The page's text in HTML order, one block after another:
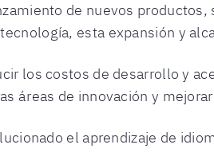
de nuevos
esta expansión y
los costos de desarrollo y
áreas de innovación y
el aprendizaje de